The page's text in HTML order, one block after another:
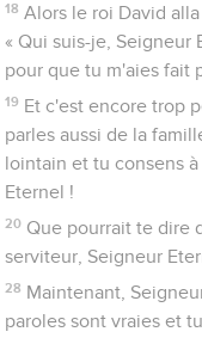
18 Alors le roi David
« Qui suis-je, Seigneur
pour que tu m'aies fait
19 Et c'est encore trop
parles aussi de la
lointain et tu consens
Eternel !
20 Que pourrait te dire
serviteur, Seigneur
28 Maintenant,
paroles sont vraies et